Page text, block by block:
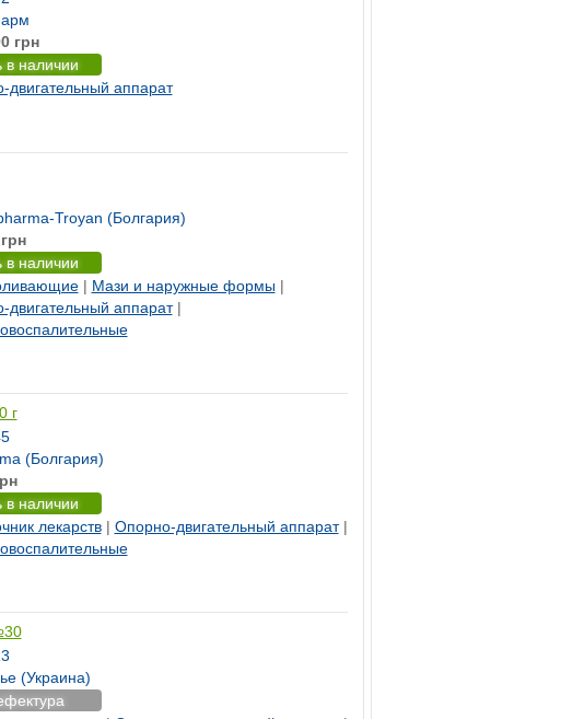
грн
в наличии
двигательный аппарат
Troyan (Болгария)
в наличии
| Мази и наружные формы|
двигательный аппарат|
г
(Болгария)
в наличии
лекарств| Опорно-двигательный аппарат|
(Украина)